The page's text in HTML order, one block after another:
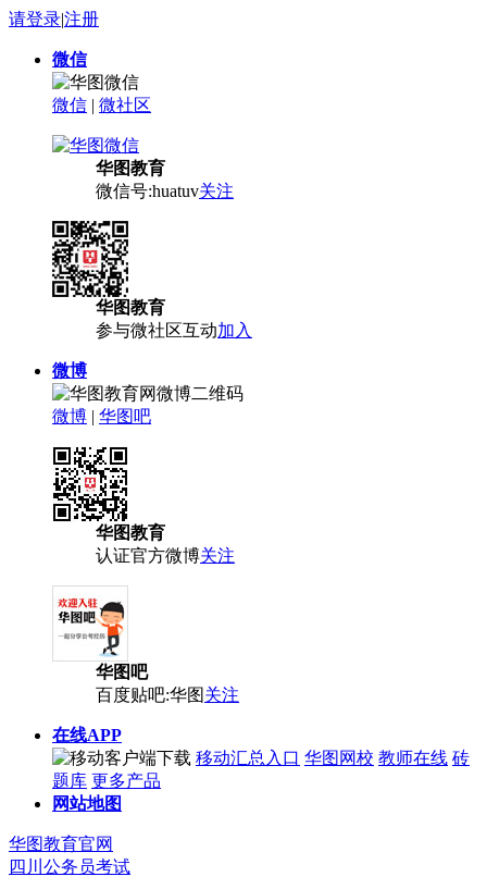
请登录|注册
微信
微信 | 微社区
华图教育
微信号:huatuv关注
华图教育
参与微社区互动加入
微博
微博 | 华图吧
华图教育
认证官方微博关注
华图吧
百度贴吧:华图关注
在线APP
移动汇总入口 华图网校 教师在线 砖
题库 更多产品
网站地图
华图教育官网
四川公务员考试